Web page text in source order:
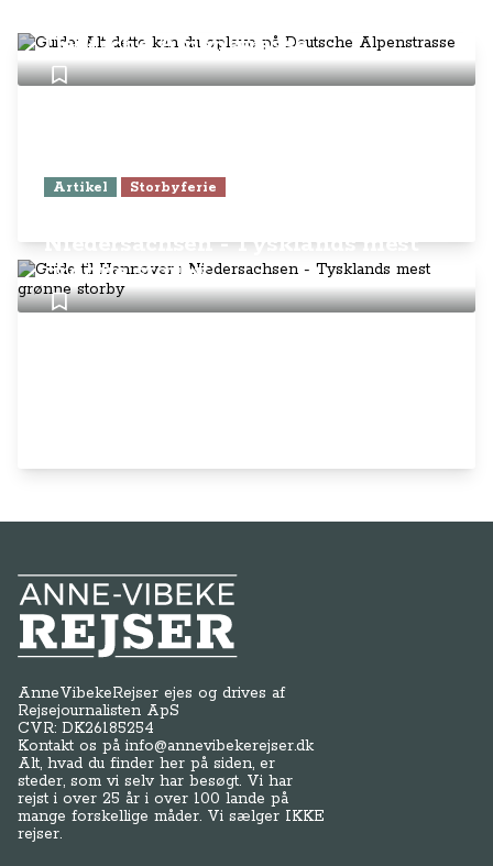
Deutsche Alpenstrasse
Artikel Storbyferie
Niedersachsen - Tysklands mest
grønne storby
Anne-Vibeke Rejser
AnneVibekeRejser ejes og drives af
Rejsejournalisten ApS
CVR: DK26185254
Kontakt os påinfo@annevibekerejser.dk
Alt, hvad du finder her på siden, er
steder, som vi selv har besøgt. Vi har
rejst i over 25 år i over 100 lande på
mange forskellige måder. Vi sælger IKKE
rejser.